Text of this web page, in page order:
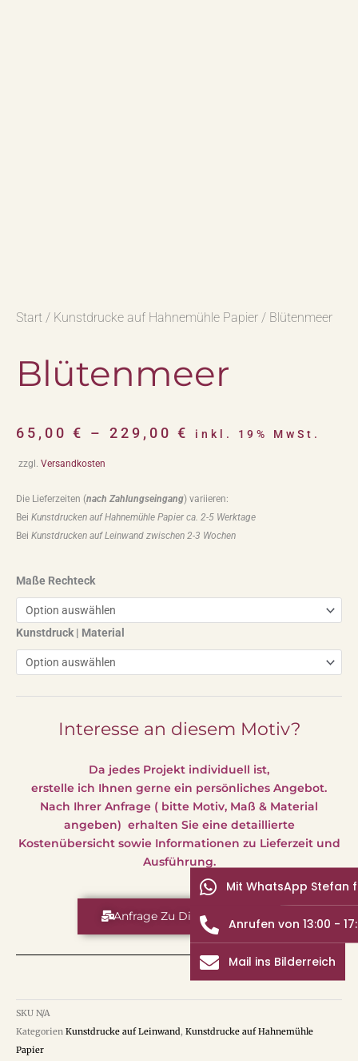
Start / Kunstdrucke auf Hahnemühle Papier / Blütenmeer
Blütenmeer
65,00€ –229,00€ inkl. 19% MwSt.
zzgl. Versandkosten
Die Lieferzeiten (nach Zahlungseingang) variieren:
Bei Kunstdrucken auf Hahnemühle Papier ca. 2-5 Werktage
Bei Kunstdrucken auf Leinwand zwischen 2-3 Wochen
Maße Rechteck
Kunstdruck | Material
Interesse an diesem Motiv?
Da jedes Projekt individuell ist,
erstelle ich Ihnen gerne ein persönliches Angebot.
Nach Ihrer Anfrage ( bitte Motiv, Maß & Material
angeben) erhalten Sie eine detaillierte
Kostenübersicht sowie Informationen zu Lieferzeit und
Ausführung.
Anfrage Zu Diesem Motiv
SKU N/A
Kategorien Kunstdrucke auf Leinwand, Kunstdrucke auf Hahnemühle
Papier
Mit WhatsApp Stefan
Anrufen von 13:00 -
Mail ins Bilderreich